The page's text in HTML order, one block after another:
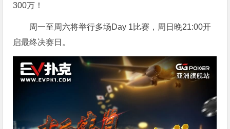
300万！
周一至周六将举行多场Day 1比赛，周日晚21:00开
启最终决赛日。